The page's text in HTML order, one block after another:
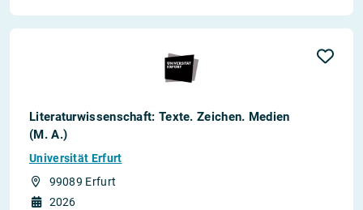
Literaturwissenschaft: Texte. Zeichen. Medien
(M. A.)
Universität Erfurt
99089 Erfurt
2026